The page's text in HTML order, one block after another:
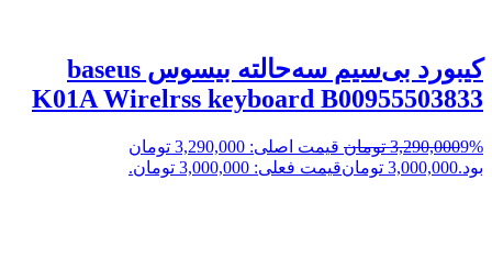
کیبورد بی‌سیم سه‌حالته بیسوس baseus
K01A Wirelrss keyboard B00955503833
9%
3,290,000 تومان
قیمت اصلی: 3,290,000 تومان
بود.3,000,000 تومانقیمت فعلی: 3,000,000 تومان.